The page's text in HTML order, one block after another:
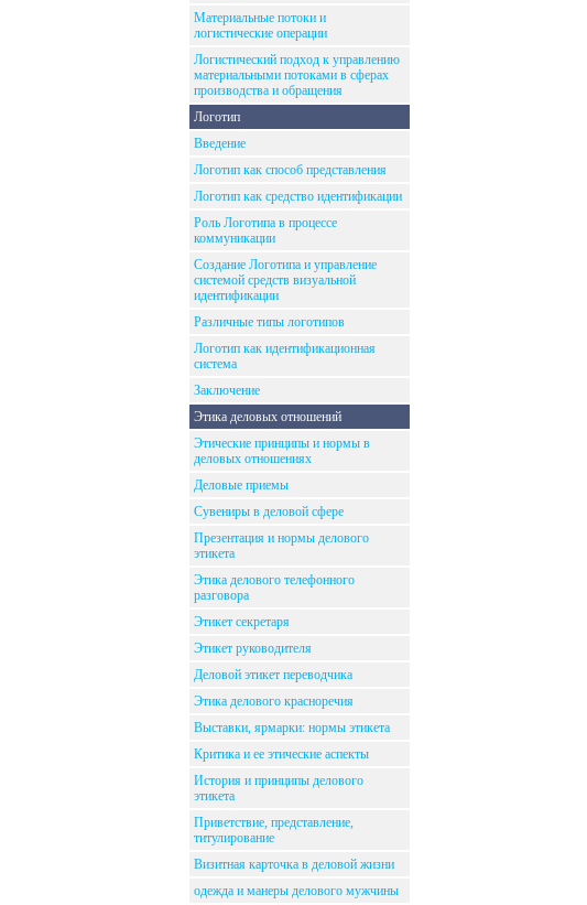
Материальные потоки и
логистические операции
Логистический подход к управлению
материальными потоками в сферах
производства и обращения
Логотип
Введение
Логотип как способ представления
Логотип как средство идентификации
Роль Логотипа в процессе
коммуникации
Создание Логотипа и управление
системой средств визуальной
идентификации
Различные типы логотипов
Логотип как идентификационная
система
Заключение
Этика деловых отношений
Этические принципы и нормы в
деловых отношениях
Деловые приемы
Сувениры в деловой сфере
Презентация и нормы делового
этикета
Этика делового телефонного
разговора
Этикет секретаря
Этикет руководителя
Деловой этикет переводчика
Этика делового красноречия
Выставки, ярмарки: нормы этикета
Критика и ее этические аспекты
История и принципы делового
этикета
Приветствие, представление,
титулирование
Визитная карточка в деловой жизни
одежда и манеры делового мужчины